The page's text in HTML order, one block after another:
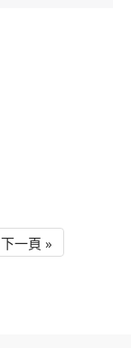
下一頁 »